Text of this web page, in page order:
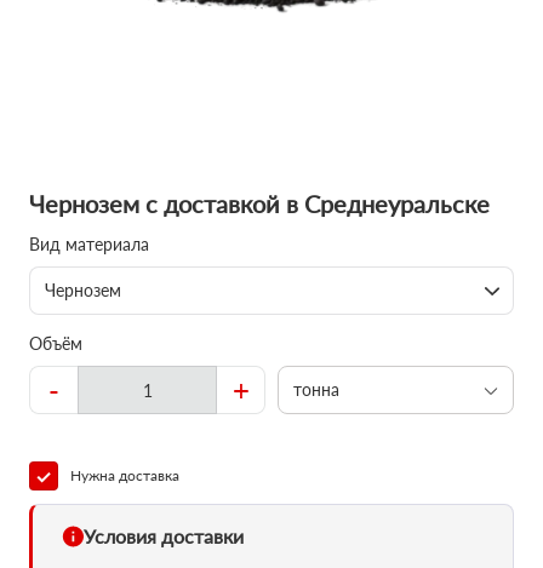
Чернозем с доставкой в Среднеуральске
Вид материала
Чернозем
Объём
- + тонна
Нужна доставка
Условия доставки